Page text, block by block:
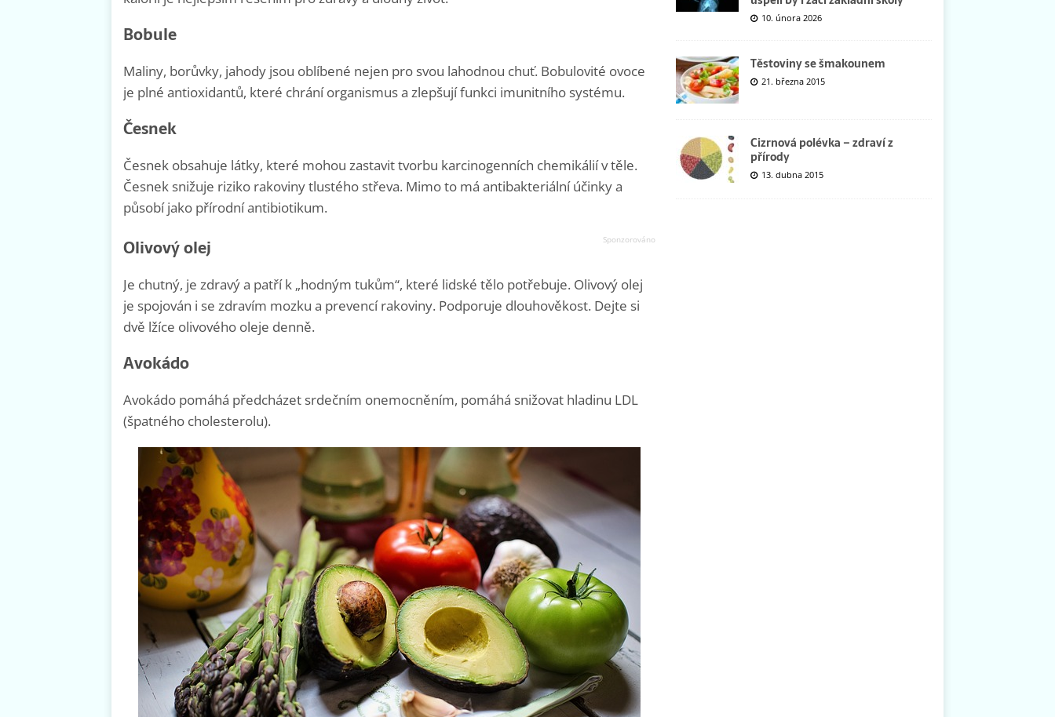
Bobule
Maliny, borůvky, jahody jsou oblíbené nejen pro svou lahodnou chuť. Bobulovité ovoce
je plné antioxidantů, které chrání organismus a zlepšují funkci imunitního systému.
Česnek
Česnek obsahuje látky, které mohou zastavit tvorbu karcinogenních chemikálií v těle.
Česnek snižuje riziko rakoviny tlustého střeva. Mimo to má antibakteriální účinky a
působí jako přírodní antibiotikum.
Olivový olej
Je chutný, je zdravý a patří k „hodným tukům“, které lidské tělo potřebuje. Olivový olej
je spojován i se zdravím mozku a prevencí rakoviny. Podporuje dlouhověkost. Dejte si
dvě lžíce olivového oleje denně.
Avokádo
Avokádo pomáhá předcházet srdečním onemocněním, pomáhá snižovat hladinu LDL
(špatného cholesterolu).
10. února 2026
Těstoviny se šmakounem
21. března 2015
Cizrnová polévka – zdraví z
přírody
13. dubna 2015